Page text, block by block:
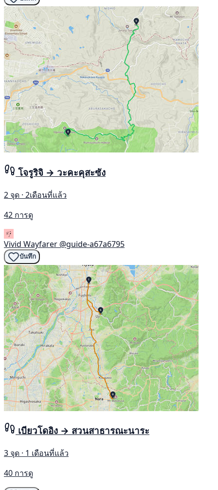
โจรูริจิ → วะคะคุสะซัง
2 จุด · 2เดือนที่แล้ว
42 การดู
Vivid Wayfarer @guide-a67a6795
บันทึก
เบียวโดอิง → สวนสาธารณะนาระ
3 จุด · 1 เดือนที่แล้ว
40 การดู